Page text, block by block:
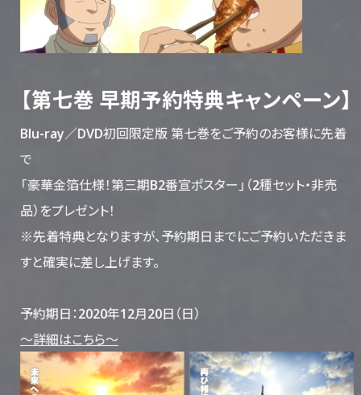
【第七巻 早期予約特典キャンペーン】
Blu-ray／DVD初回限定版 第七巻をご予約のお客様に先着
で
「豪華金箔仕様！第三期B2番宣ポスター」（2種セット・非売
品）をプレゼント！
※先着特典となりますが、予約期日までにご予約いただきま
すと確実に差し上げます。
予約期日：2020年12月20日（日）
～詳細はこちら～